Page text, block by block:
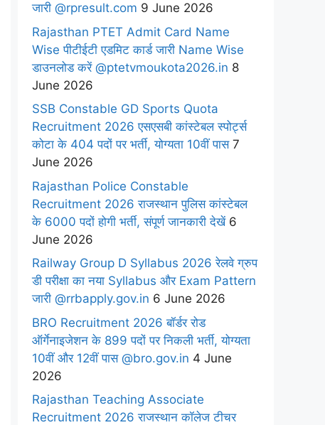
जारी @rpresult.com 9 June 2026
Rajasthan PTET Admit Card Name
Wise पीटीईटी एडमिट कार्ड जारी Name Wise
डाउनलोड करें @ptetvmoukota2026.in 8
June 2026
SSB Constable GD Sports Quota
Recruitment 2026 एसएसबी कांस्टेबल स्पोर्ट्स
कोटा के 404 पदों पर भर्ती, योग्यता 10वीं पास7
June 2026
Rajasthan Police Constable
Recruitment 2026 राजस्थान पुलिस कांस्टेबल
के 6000 पदों होगी भर्ती, संपूर्ण जानकारी देखें6
June 2026
Railway Group D Syllabus 2026 रेलवे ग्रुप
डी परीक्षा का नया Syllabus और Exam Pattern
जारी @rrbapply.gov.in 6 June 2026
BRO Recruitment 2026 बॉर्डर रोड
ऑर्गेनाइजेशन के 899 पदों पर निकली भर्ती, योग्यता
10वीं और 12वीं पास @bro.gov.in 4 June
2026
Rajasthan Teaching Associate
Recruitment 2026 राजस्थान कॉलेज टीचर